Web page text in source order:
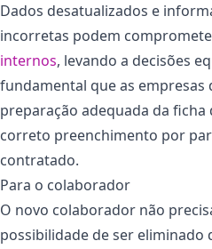
Dados desatualizados e
incorretas podem
internos, levando a decisões
fundamental que as empresas
preparação adequada da ficha
correto preenchimento por
contratado.
Para o colaborador
O novo colaborador não
possibilidade de ser eliminado